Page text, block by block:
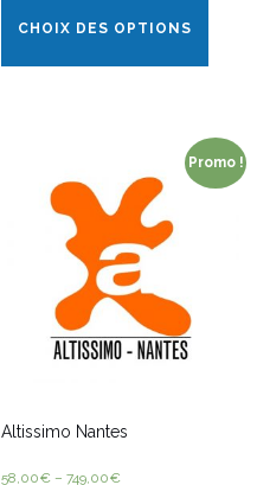
CHOIX DES OPTIONS
Promo !
Altissimo Nantes
58,00€ –749,00€